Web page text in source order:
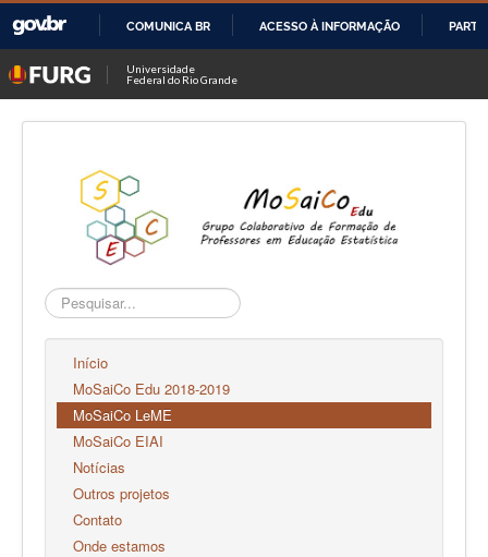
O
CONTEÚDO
COMUNICA BR ACESSO À INFORMAÇÃO
Universidade
Federal do Rio Grande
Pesquisar...
Início
MoSaiCo Edu 2018-2019
MoSaiCo LeME
MoSaiCo EIAI
Notícias
Outros projetos
Contato
Onde estamos